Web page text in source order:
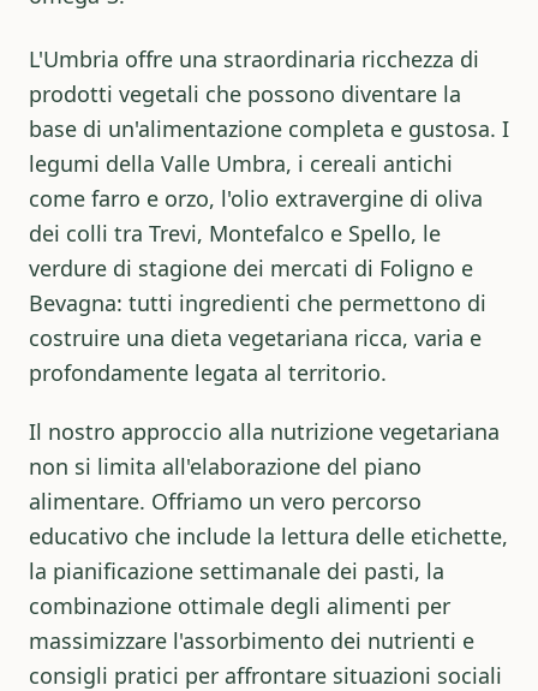
L'Umbria offre una straordinaria ricchezza di
prodotti vegetali che possono diventare la
base di un'alimentazione completa e gustosa. I
legumi della Valle Umbra, i cereali antichi
come farro e orzo, l'olio extravergine di oliva
dei colli tra Trevi, Montefalco e Spello, le
verdure di stagione dei mercati di Foligno e
Bevagna: tutti ingredienti che permettono di
costruire una dieta vegetariana ricca, varia e
profondamente legata al territorio.
Il nostro approccio alla nutrizione vegetariana
non si limita all'elaborazione del piano
alimentare. Offriamo un vero percorso
educativo che include la lettura delle etichette,
la pianificazione settimanale dei pasti, la
combinazione ottimale degli alimenti per
massimizzare l'assorbimento dei nutrienti e
consigli pratici per affrontare situazioni sociali